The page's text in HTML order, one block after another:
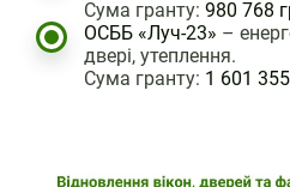
Сума гранту: 980 768
ОСББ «Луч-23» –
двері, утеплення.
Сума гранту: 1 601